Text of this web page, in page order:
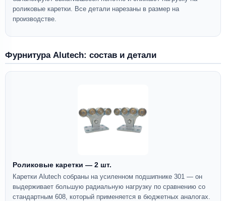
роликовые каретки. Все детали нарезаны в размер на
производстве.
Фурнитура Alutech: состав и детали
Роликовые каретки — 2 шт.
Каретки Alutech собраны на усиленном подшипнике 301 — он
выдерживает большую радиальную нагрузку по сравнению со
стандартным 608, который применяется в бюджетных аналогах.